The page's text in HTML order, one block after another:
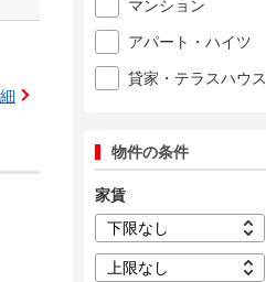
マンション
アパート・ハイツ
貸家・テラスハウス
物件の条件
家賃